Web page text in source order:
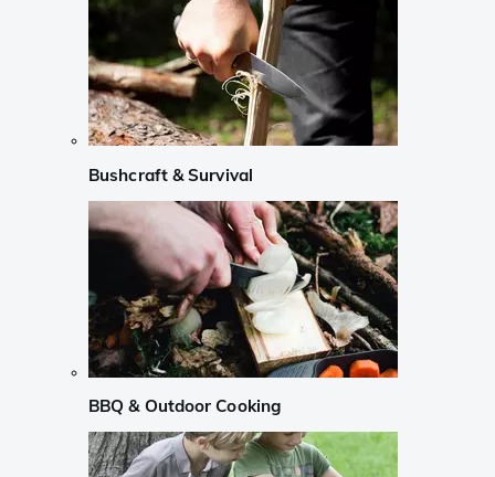
Bushcraft & Survival
BBQ & Outdoor Cooking